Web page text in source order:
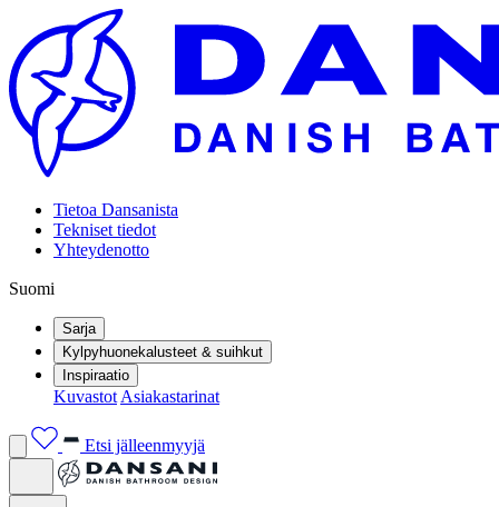
Tietoa Dansanista
Tekniset tiedot
Yhteydenotto
Suomi
Sarja
Kylpyhuonekalusteet & suihkut
Inspiraatio
Kuvastot Asiakastarinat
Etsi jälleenmyyjä